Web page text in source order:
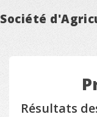
Société
Résultats